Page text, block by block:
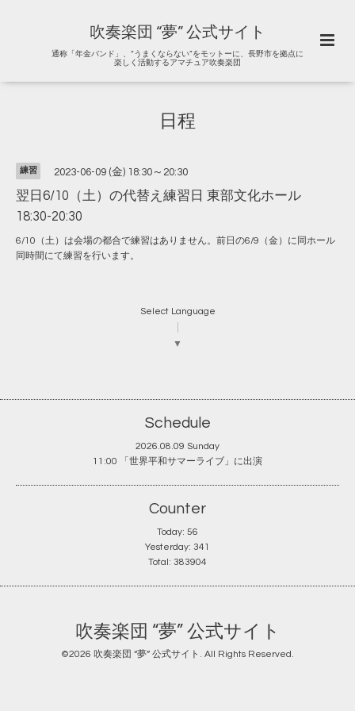
吹奏楽団 “夢” 公式サイト
通称「年金バンド」、“うまくならない”をモットーに、長野市を拠点に
楽しく活動するアマチュア吹奏楽団
日程
練習 2023-06-09 (金) 18:30～20:30
翌日6/10（土）の代替え練習日 東部文化ホール
18:30-20:30
6/10（土）は会場の都合で練習はありません。前日の6/9（金）に同ホール
同時間にて練習を行います。
Select Language
▼
Schedule
2026.08.09 Sunday
11:00 「世界平和サマーライブ」に出演
Counter
Today: 56
Yesterday: 341
Total: 383904
吹奏楽団 “夢” 公式サイト
©2026 吹奏楽団 “夢” 公式サイト . All Rights Reserved.